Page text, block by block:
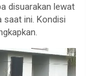
disuarakan lewat
ini. Kondisi